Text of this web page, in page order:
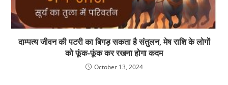
दाम्पत्य जीवन की पटरी का बिगड़ सकता है संतुलन, मेष राशि के लोगों
को फूंक-फूंक कर रखना होगा कदम
October 13, 2024